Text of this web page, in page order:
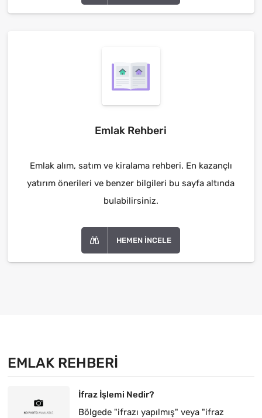
Emlak Rehberi
Emlak alım, satım ve kiralama rehberi. En kazançlı
yatırım önerileri ve benzer bilgileri bu sayfa altında
bulabilirsiniz.
HEMEN İNCELE
EMLAK REHBERI
İfraz İşlemi Nedir?
Bölgede "ifrazı yapılmış" veya "ifraz